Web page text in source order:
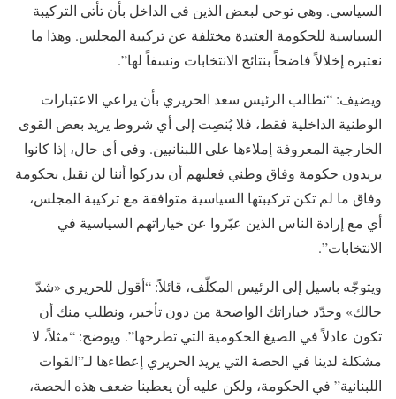
السياسي. وهي توحي لبعض الذين في الداخل بأن تأتي التركيبة
السياسية للحكومة العتيدة مختلفة عن تركيبة المجلس. وهذا ما
نعتبره إخلالاً فاضحاً بنتائج الانتخابات ونسفاً لها”.
ويضيف: “نطالب الرئيس سعد الحريري بأن يراعي الاعتبارات
الوطنية الداخلية فقط، فلا يُنصِت إلى أي شروط يريد بعض القوى
الخارجية المعروفة إملاءها على اللبنانيين. وفي أي حال، إذا كانوا
يريدون حكومة وفاق وطني فعليهم أن يدركوا أننا لن نقبل بحكومة
وفاق ما لم تكن تركيبتها السياسية متوافقة مع تركيبة المجلس،
أي مع إرادة الناس الذين عبّروا عن خياراتهم السياسية في
الانتخابات”.
ويتوجّه باسيل إلى الرئيس المكلّف، قائلاً: “أقول للحريري «شدّ
حالك» وحدّد خياراتك الواضحة من دون تأخير، ونطلب منك أن
تكون عادلاً في الصيغ الحكومية التي تطرحها”. ويوضح: “مثلاً، لا
مشكلة لدينا في الحصة التي يريد الحريري إعطاءها لـ”القوات
اللبنانية” في الحكومة، ولكن عليه أن يعطينا ضعف هذه الحصة،